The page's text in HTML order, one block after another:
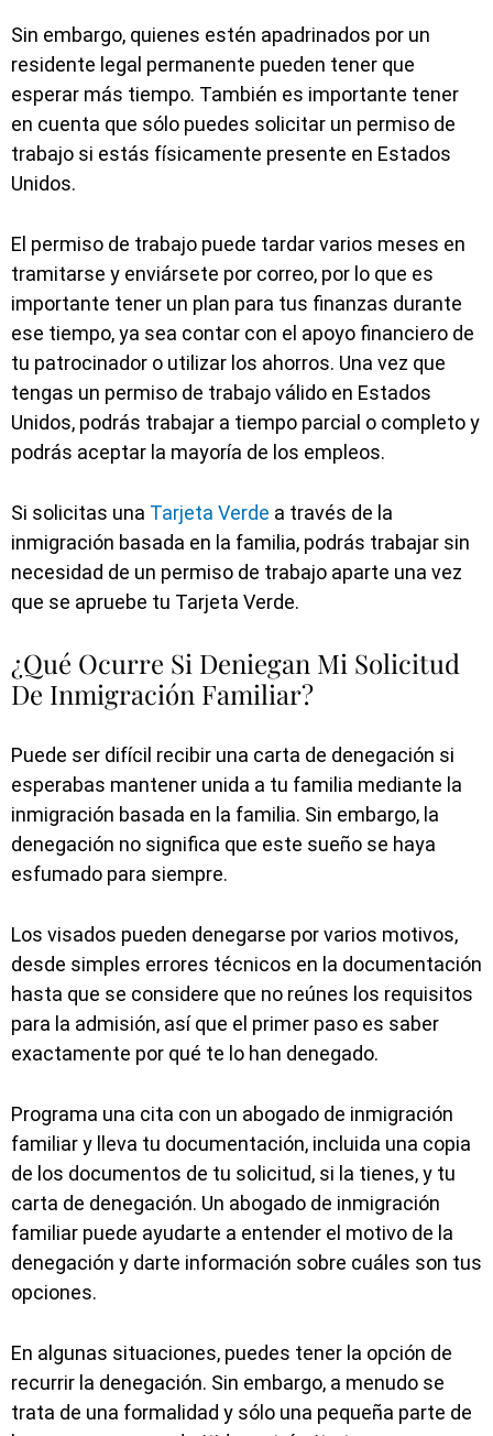
Sin embargo, quienes estén apadrinados por un
residente legal permanente pueden tener que
esperar más tiempo. También es importante tener
en cuenta que sólo puedes solicitar un permiso de
trabajo si estás físicamente presente en Estados
Unidos.
El permiso de trabajo puede tardar varios meses en
tramitarse y enviársete por correo, por lo que es
importante tener un plan para tus finanzas durante
ese tiempo, ya sea contar con el apoyo financiero de
tu patrocinador o utilizar los ahorros. Una vez que
tengas un permiso de trabajo válido en Estados
Unidos, podrás trabajar a tiempo parcial o completo y
podrás aceptar la mayoría de los empleos.
Si solicitas una Tarjeta Verde a través de la
inmigración basada en la familia, podrás trabajar sin
necesidad de un permiso de trabajo aparte una vez
que se apruebe tu Tarjeta Verde.
¿Qué Ocurre Si Deniegan Mi Solicitud
De Inmigración Familiar?
Puede ser difícil recibir una carta de denegación si
esperabas mantener unida a tu familia mediante la
inmigración basada en la familia. Sin embargo, la
denegación no significa que este sueño se haya
esfumado para siempre.
Los visados pueden denegarse por varios motivos,
desde simples errores técnicos en la documentación
hasta que se considere que no reúnes los requisitos
para la admisión, así que el primer paso es saber
exactamente por qué te lo han denegado.
Programa una cita con un abogado de inmigración
familiar y lleva tu documentación, incluida una copia
de los documentos de tu solicitud, si la tienes, y tu
carta de denegación. Un abogado de inmigración
familiar puede ayudarte a entender el motivo de la
denegación y darte información sobre cuáles son tus
opciones.
En algunas situaciones, puedes tener la opción de
recurrir la denegación. Sin embargo, a menudo se
trata de una formalidad y sólo una pequeña parte de